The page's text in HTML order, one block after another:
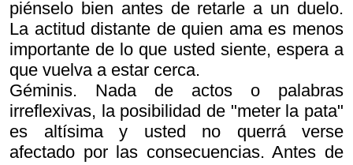
piénselo bien antes de retarle a un duelo.
La actitud distante de quien ama es menos
importante de lo que usted siente, espera a
que vuelva a estar cerca.
Géminis. Nada de actos o palabras
irreflexivas, la posibilidad de "meter la pata"
es altísima y usted no querrá verse
afectado por las consecuencias. Antes de